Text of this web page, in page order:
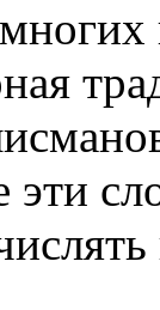
эти